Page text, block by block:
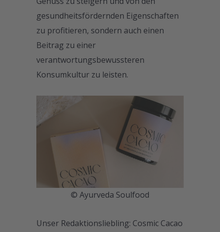
gesundheitsfördernden Eigenschaften
zu profitieren, sondern auch einen
Beitrag zu einer
verantwortungsbewussteren
Konsumkultur zu leisten.
© Ayurveda Soulfood
Unser Redaktionsliebling: Cosmic Cacao